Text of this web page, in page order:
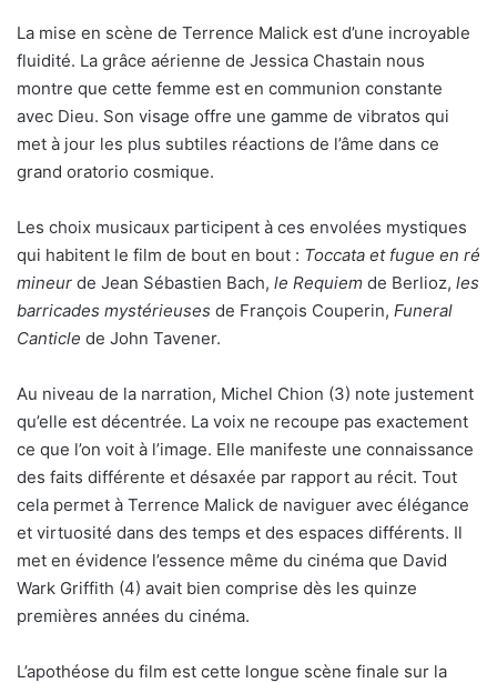
La mise en scène de Terrence Malick est d’une incroyable
fluidité. La grâce aérienne de Jessica Chastain nous
montre que cette femme est en communion constante
avec Dieu. Son visage offre une gamme de vibratos qui
met à jour les plus subtiles réactions de l’âme dans ce
grand oratorio cosmique.
Les choix musicaux participent à ces envolées mystiques
qui habitent le film de bout en bout : Toccata et fugue en ré
mineur de Jean Sébastien Bach, le Requiem de Berlioz, les
barricades mystérieuses de François Couperin, Funeral
Canticle de John Tavener.
Au niveau de la narration, Michel Chion (3) note justement
qu’elle est décentrée. La voix ne recoupe pas exactement
ce que l’on voit à l’image. Elle manifeste une connaissance
des faits différente et désaxée par rapport au récit. Tout
cela permet à Terrence Malick de naviguer avec élégance
et virtuosité dans des temps et des espaces différents. Il
met en évidence l’essence même du cinéma que David
Wark Griffith (4) avait bien comprise dès les quinze
premières années du cinéma.
L’apothéose du film est cette longue scène finale sur la